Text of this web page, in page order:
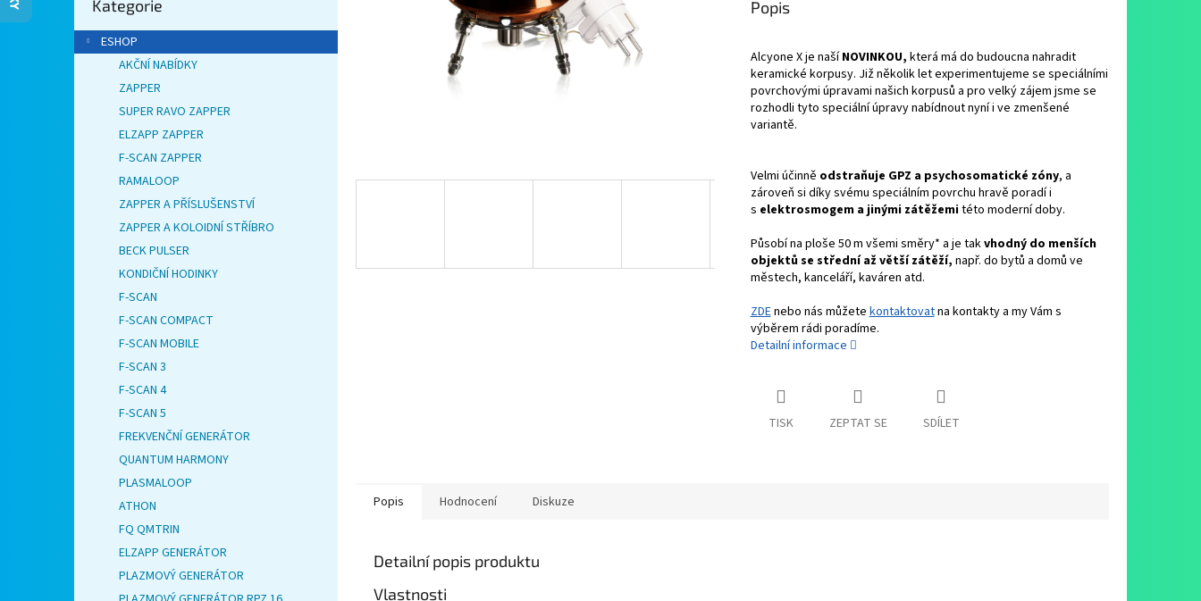
e
l
kategorie
Kategorie
ESHOP
AKČNÍ NABÍDKY
ZAPPER
SUPER RAVO ZAPPER
ELZAPP ZAPPER
F-SCAN ZAPPER
RAMALOOP
ZAPPER A PŘÍSLUŠENSTVÍ
ZAPPER A KOLOIDNÍ STŘÍBRO
BECK PULSER
KONDIČNÍ HODINKY
F-SCAN
F-SCAN COMPACT
F-SCAN MOBILE
F-SCAN 3
F-SCAN 4
F-SCAN 5
FREKVENČNÍ GENERÁTOR
QUANTUM HARMONY
PLASMALOOP
ATHON
FQ QMTRIN
ELZAPP GENERÁTOR
PLAZMOVÝ GENERÁTOR
Popis
Alcyone X je našíNOVINKOU, která má do budoucna nahradit
keramické korpusy. Již několik let experimentujeme se speciálními
povrchovými úpravami našich korpusů a pro velký zájem jsme se
rozhodli tyto speciální úpravy nabídnout nyní i ve zmenšené
variantě.
Velmi účinně odstraňuje GPZ a psychosomatické zóny, a
zároveň si díky svému speciálním povrchu hravě poradí i
s elektrosmogem a jinými zátěžemitéto moderní doby.
Působí na ploše 50 m všemi směry* a je takvhodný do menších
objektů se střední až větší zátěží, např. do bytů a domů ve
městech, kanceláří, kaváren atd.
ZDEnebo nás můžetekontaktovatna kontakty a my Vám s
výběrem rádi poradíme.
Detailní informace
TISK ZEPTAT SE SDÍLET
Popis Hodnocení Diskuze
Detailní popis produktu
Vlastnosti